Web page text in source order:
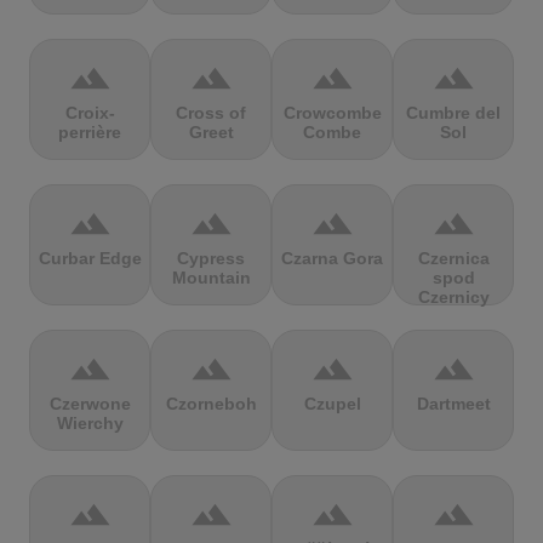
terrain
Croix-
perrière
terrain
Cross of
Greet
terrain
Crowcombe
Combe
terrain
Cumbre del
Sol
terrain
Curbar Edge
terrain
Cypress
Mountain
terrain
Czarna Gora
terrain
Czernica
spod
Czernicy
terrain
Czerwone
Wierchy
terrain
Czorneboh
terrain
Czupel
terrain
Dartmeet
terrain terrain terrain terrain